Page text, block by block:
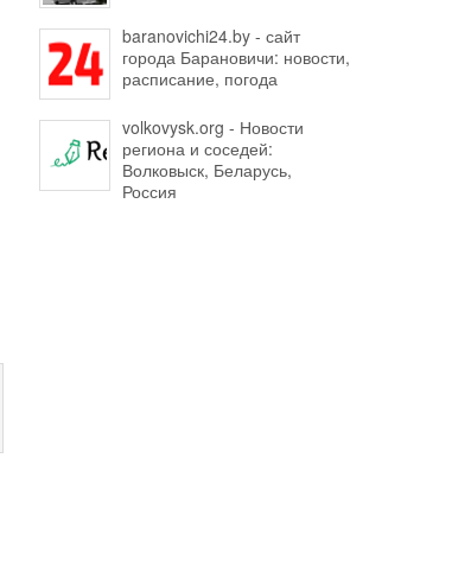
baranovichi24.by - сайт
города Барановичи: новости,
расписание, погода
volkovysk.org - Новости
региона и соседей:
Волковыск, Беларусь,
Россия